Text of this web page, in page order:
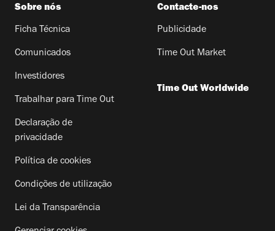
Sobre nós
Ficha Técnica
Comunicados
Investidores
Trabalhar para Time Out
Declaração de
privacidade
Política de cookies
Condições de utilização
Lei da Transparência
Contacte-nos
Publicidade
Time Out Market
Time Out Worldwide